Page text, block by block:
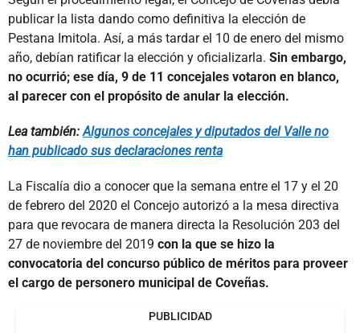
publicar la lista dando como definitiva la elección de
Pestana Imitola. Así, a más tardar el 10 de enero del mismo
año, debían ratificar la elección y oficializarla. Sin embargo,
no ocurrió; ese día, 9 de 11 concejales votaron en blanco,
al parecer con el propósito de anular la elección.
Lea también:Algunos concejales y diputados del Valle no
han publicado sus declaraciones renta
La Fiscalía dio a conocer que la semana entre el 17 y el 20
de febrero del 2020 el Concejo autorizó a la mesa directiva
para que revocara de manera directa la Resolución 203 del
27 de noviembre del 2019 con la que se hizo la
convocatoria del concurso público de méritos para proveer
el cargo de personero municipal de Coveñas.
PUBLICIDAD